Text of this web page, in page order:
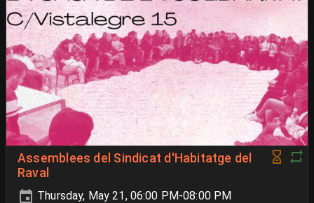
Assemblees del Sindicat d'Habitatge del
Raval
Thursday, May 21, 06:00 PM-08:00 PM